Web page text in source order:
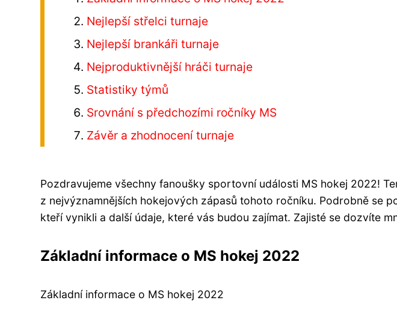
Nejlepší střelci turnaje
Nejlepší brankáři turnaje
Nejproduktivnější hráči turnaje
Statistiky týmů
Srovnání s předchozími ročníky MS
Závěr a zhodnocení turnaje
Pozdravujeme všechny fanoušky sportovní události MS hokej 2022!
z nejvýznamnějších hokejových zápasů tohoto ročníku. Podrobně se
kteří vynikli a další údaje, které vás budou zajímat. Zajisté se dozvíte
Základní informace o MS hokej 2022
Základní informace o MS hokej 2022